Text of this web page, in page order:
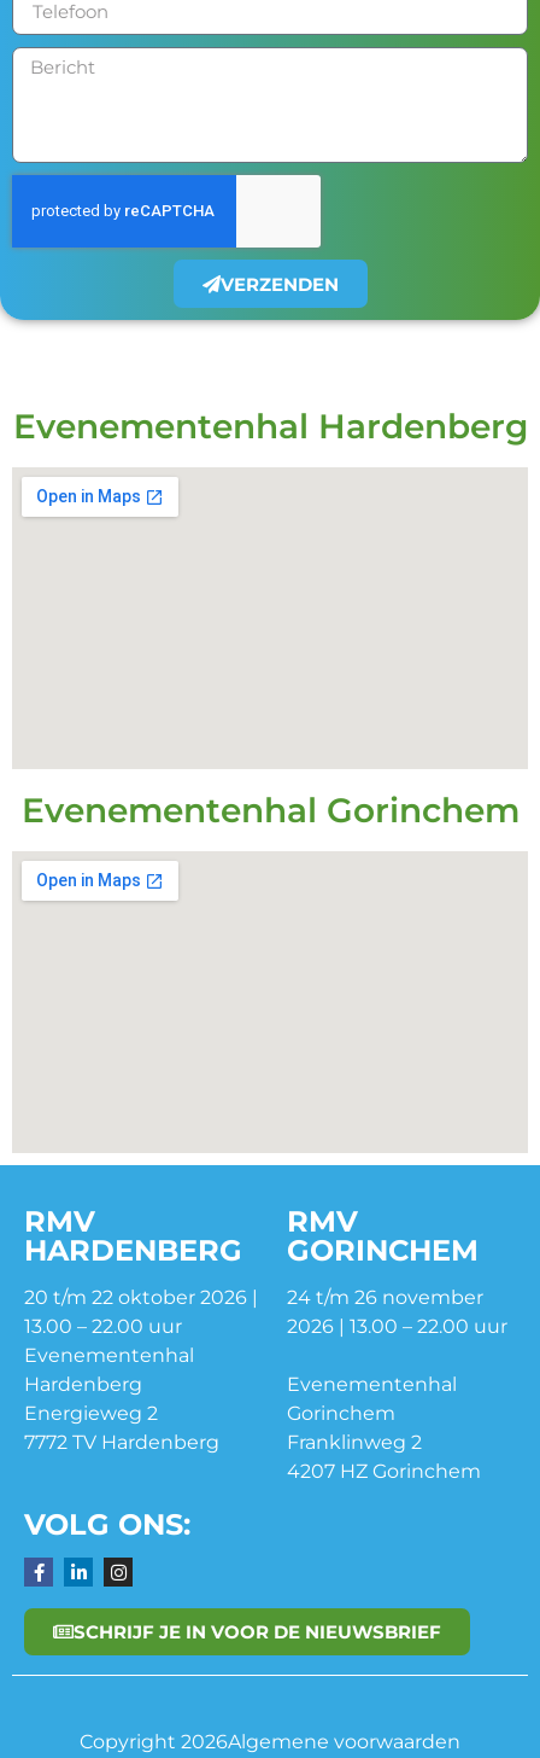
VERZENDEN
Evenementenhal Hardenberg
Evenementenhal Gorinchem
RMV
HARDENBERG
20 t/m 22 oktober 2026 |
13.00 – 22.00 uur
Evenementenhal
Hardenberg
Energieweg 2
7772 TV Hardenberg
RMV
GORINCHEM
24 t/m 26 november
2026 | 13.00 – 22.00 uur
Evenementenhal
Gorinchem
Franklinweg 2
4207 HZ Gorinchem
VOLG ONS:
SCHRIJF JE IN VOOR DE NIEUWSBRIEF
Copyright 2026Algemene voorwaarden